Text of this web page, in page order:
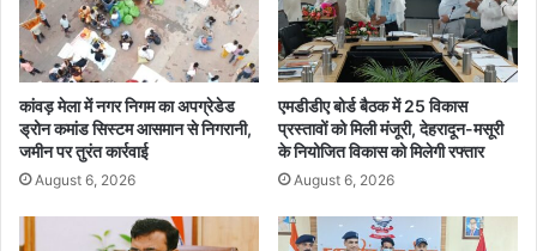
कांवड़ मेला में नगर निगम का अपग्रेडेड
ड्रोन कमांड सिस्टम आसमान से निगरानी,
जमीन पर तुरंत कार्रवाई
August 6, 2026
एमडीडीए बोर्ड बैठक में 25 विकास
प्रस्तावों को मिली मंजूरी, देहरादून-मसूरी
के नियोजित विकास को मिलेगी रफ्तार
August 6, 2026